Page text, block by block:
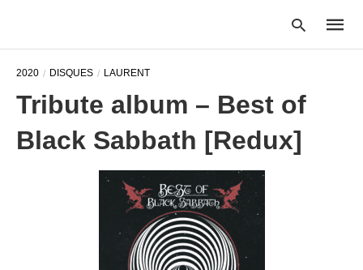
2020 DISQUES LAURENT
Tribute album – Best of
Black Sabbath [Redux]